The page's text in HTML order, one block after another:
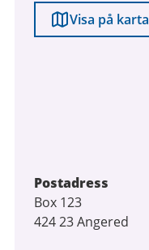
Visa på karta
Postadress
Box 123
424 23 Angered